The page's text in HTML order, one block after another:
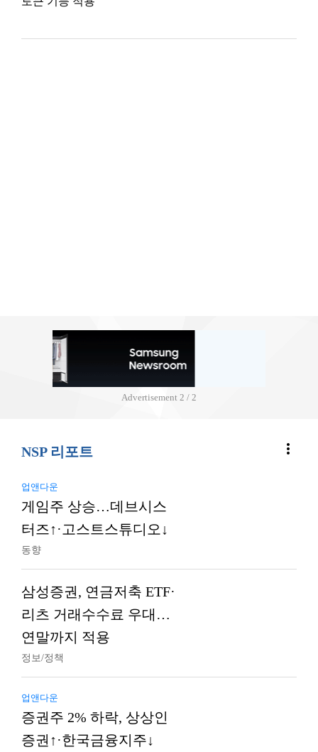
Advertisement 2 / 2
NSP 리포트 more_vert
업앤다운
게임주 상승…데브시스
터즈↑·고스트스튜디오↓
동향
삼성증권, 연금저축 ETF·
리츠 거래수수료 우대…
연말까지 적용
정보/정책
업앤다운
증권주 2% 하락, 상상인
증권↑·한국금융지주↓